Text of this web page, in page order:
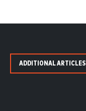
ADDITIONAL ARTICLES